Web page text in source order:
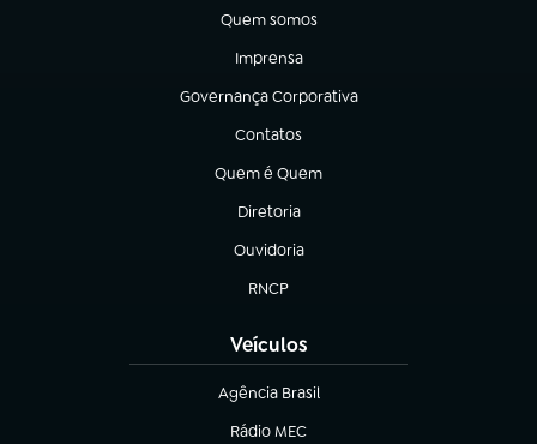
Quem somos
(abre em nova aba)
Imprensa
(abre em nova aba)
Governança Corporativa
(abre em nova aba)
Contatos
(abre em nova aba)
Quem é Quem
(abre em nova aba)
Diretoria
(abre em nova aba)
Ouvidoria
(abre em nova aba)
RNCP
(abre em nova aba)
Veículos
Agência Brasil
(abre em nova aba)
Rádio MEC